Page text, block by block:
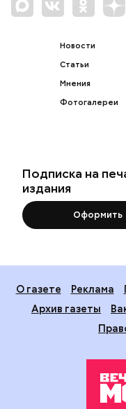
Новости
Статьи
Мнения
Фотогалереи
Подписка на
издания
Оформить
О газете Реклама
Архив газеты